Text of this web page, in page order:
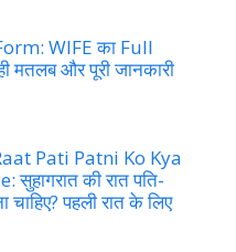
WIFE का Full
मतलब और पूरी जानकारी
Pati Patni Ko Kya
की रात पति-
चाहिए? पहली रात के लिए